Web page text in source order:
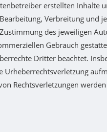
erstellten Inhalte
Verbreitung und
des jeweiligen
Gebrauch
Dritter beachtet.
Urheberrechtsverletzung
Rechtsverletzungen